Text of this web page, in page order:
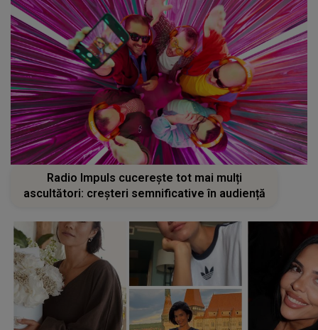
Radio Impuls cucerește tot mai mulți
ascultători: creșteri semnificative în audiență